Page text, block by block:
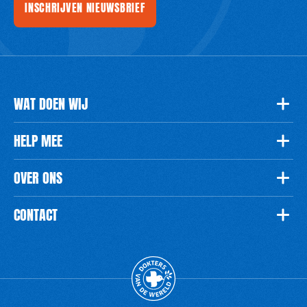
INSCHRIJVEN NIEUWSBRIEF
WAT DOEN WIJ
HELP MEE
OVER ONS
CONTACT